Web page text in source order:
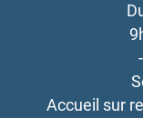
Accueil sur